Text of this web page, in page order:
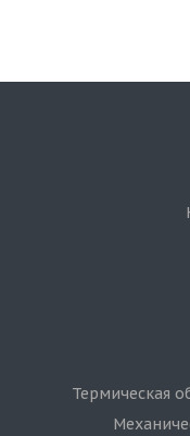
Термическая